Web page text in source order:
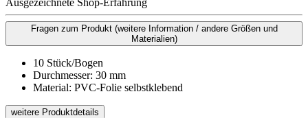
Fragen zum Produkt (weitere Information / andere Größen und
Materialien)
10 Stück/Bogen
Durchmesser: 30 mm
Material: PVC-Folie selbstklebend
weitere Produktdetails